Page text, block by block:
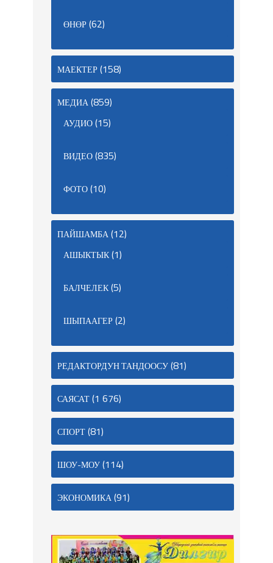
ӨНӨР(62)
МАЕКТЕР(158)
МЕДИА(859)
АУДИО(15)
ВИДЕО(835)
ФОТО(10)
ПАЙШАМБА(12)
АШЫКТЫК(1)
БАЛЧЕЛЕК(5)
ШЫПААГЕР(2)
РЕДАКТОРДУН ТАНДООСУ(81)
САЯСАТ(1 676)
СПОРТ(81)
ШОУ-МОУ(114)
ЭКОНОМИКА(91)